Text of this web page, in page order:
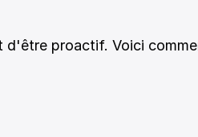
d'être proactif. Voici